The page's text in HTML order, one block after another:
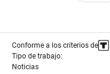
Conforme a los criterios de
Tipo de trabajo:
Noticias